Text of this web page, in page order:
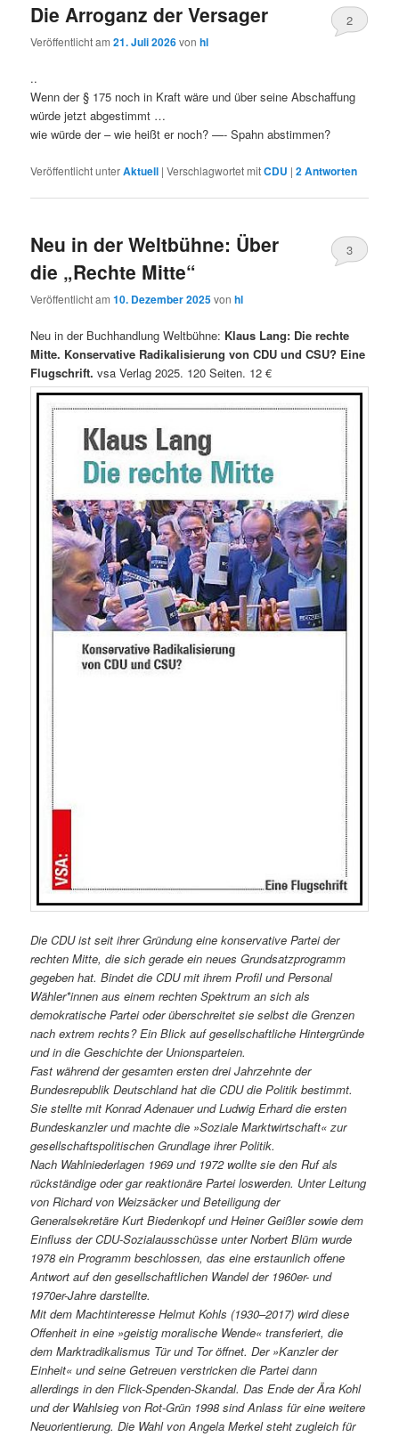
Die Arroganz der Versager
Veröffentlicht am21. Juli 2026vonhl
2
..
Wenn der § 175 noch in Kraft wäre und über seine Abschaffung
würde jetzt abgestimmt …
wie würde der – wie heißt er noch? —- Spahn abstimmen?
Veröffentlicht unterAktuell |Verschlagwortet mitCDU |2Antworten
Neu in der Weltbühne: Über
die „Rechte Mitte“
Veröffentlicht am10. Dezember 2025vonhl
3
Neu in der Buchhandlung Weltbühne: Klaus Lang: Die rechte
Mitte. Konservative Radikalisierung von CDU und CSU? Eine
Flugschrift. vsa Verlag 2025. 120 Seiten. 12 €
Die CDU ist seit ihrer Gründung eine konservative Partei der
rechten Mitte, die sich gerade ein neues Grundsatzprogramm
gegeben hat. Bindet die CDU mit ihrem Profil und Personal
Wähler*innen aus einem rechten Spektrum an sich als
demokratische Partei oder überschreitet sie selbst die Grenzen
nach extrem rechts? Ein Blick auf gesellschaftliche Hintergründe
und in die Geschichte der Unionsparteien.
Fast während der gesamten ersten drei Jahrzehnte der
Bundesrepublik Deutschland hat die CDU die Politik bestimmt.
Sie stellte mit Konrad Adenauer und Ludwig Erhard die ersten
Bundeskanzler und machte die »Soziale Marktwirtschaft« zur
gesellschaftspolitischen Grundlage ihrer Politik.
Nach Wahlniederlagen 1969 und 1972 wollte sie den Ruf als
rückständige oder gar reaktionäre Partei loswerden. Unter Leitung
von Richard von Weizsäcker und Beteiligung der
Generalsekretäre Kurt Biedenkopf und Heiner Geißler sowie dem
Einfluss der CDU-Sozialausschüsse unter Norbert Blüm wurde
1978 ein Programm beschlossen, das eine erstaunlich offene
Antwort auf den gesellschaftlichen Wandel der 1960er- und
1970er-Jahre darstellte.
Mit dem Machtinteresse Helmut Kohls (1930–2017) wird diese
Offenheit in eine »geistig moralische Wende« transferiert, die
dem Marktradikalismus Tür und Tor öffnet. Der »Kanzler der
Einheit« und seine Getreuen verstricken die Partei dann
allerdings in den Flick-Spenden-Skandal. Das Ende der Ära Kohl
und der Wahlsieg von Rot-Grün 1998 sind Anlass für eine weitere
Neuorientierung. Die Wahl von Angela Merkel steht zugleich für